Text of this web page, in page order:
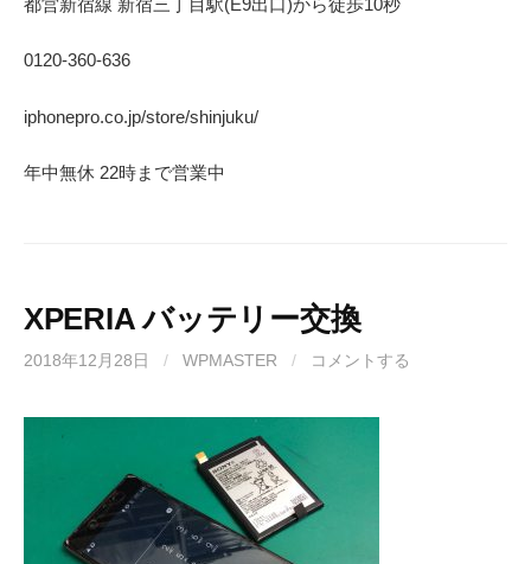
都営新宿線 新宿三丁目駅(E9出口)から徒歩10秒
0120-360-636
iphonepro.co.jp/store/shinjuku/
年中無休 22時まで営業中
XPERIA バッテリー交換
2018年12月28日 / WPMASTER / コメントする